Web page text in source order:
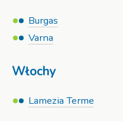
Burgas
Varna
Włochy
Lamezia Terme